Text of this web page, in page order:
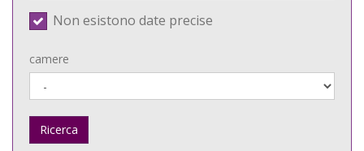
Non esistono date precise
camere
Ricerca